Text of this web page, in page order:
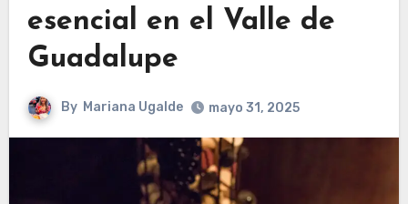
esencial en el Valle de
Guadalupe
By Mariana Ugalde mayo 31, 2025